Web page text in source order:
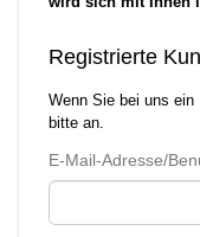
Registrierte
Wenn Sie bei uns
bitte an.
E-Mail-Adresse/